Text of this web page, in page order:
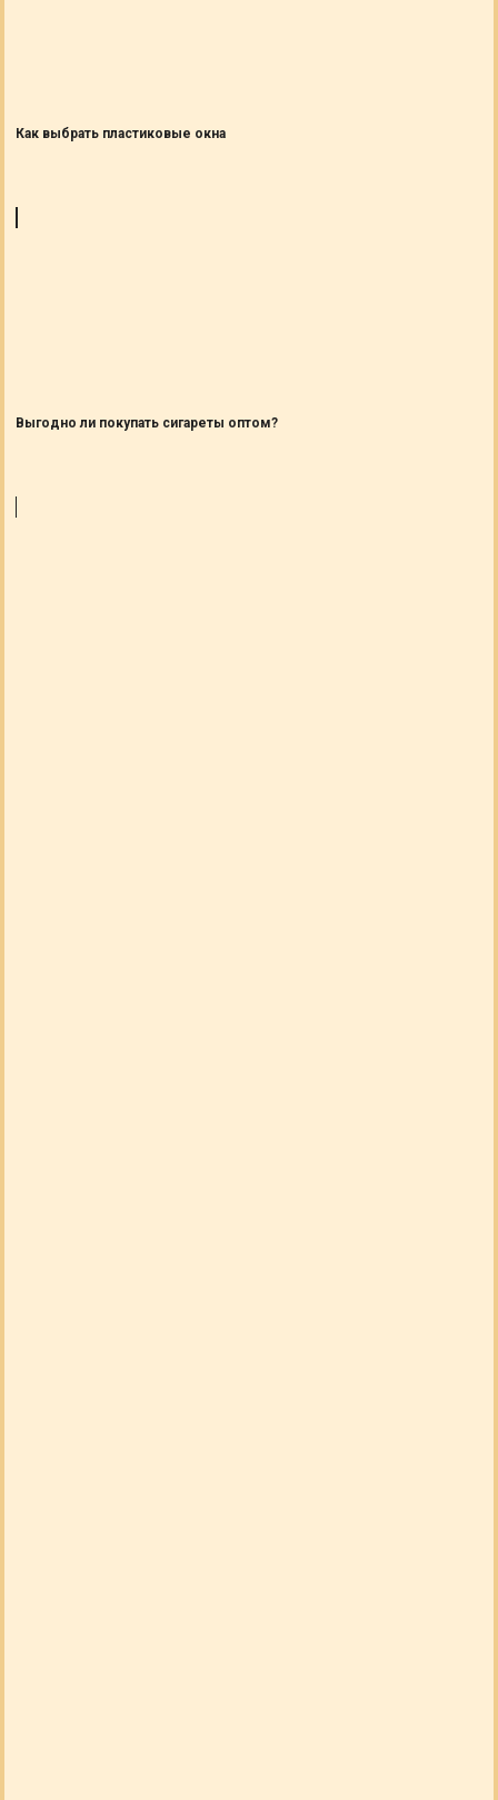
Как выбрать пластиковые окна
Выгодно ли покупать сигареты оптом?